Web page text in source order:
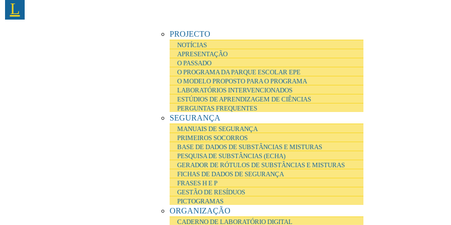
Passar para o conteúdo principal
L
PROJECTO
NOTÍCIAS
APRESENTAÇÃO
O PASSADO
O PROGRAMA DA PARQUE ESCOLAR EPE
O MODELO PROPOSTO PARA O PROGRAMA
LABORATÓRIOS INTERVENCIONADOS
ESTÚDIOS DE APRENDIZAGEM DE CIÊNCIAS
PERGUNTAS FREQUENTES
SEGURANÇA
MANUAIS DE SEGURANÇA
PRIMEIROS SOCORROS
BASE DE DADOS DE SUBSTÂNCIAS E MISTURAS
PESQUISA DE SUBSTÂNCIAS (ECHA)
GERADOR DE RÓTULOS DE SUBSTÂNCIAS E MISTURAS
FICHAS DE DADOS DE SEGURANÇA
FRASES H E P
GESTÃO DE RESÍDUOS
PICTOGRAMAS
ORGANIZAÇÃO
CADERNO DE LABORATÓRIO DIGITAL